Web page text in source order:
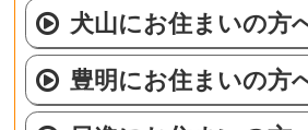
犬山にお住まいの方
豊明にお住まいの方